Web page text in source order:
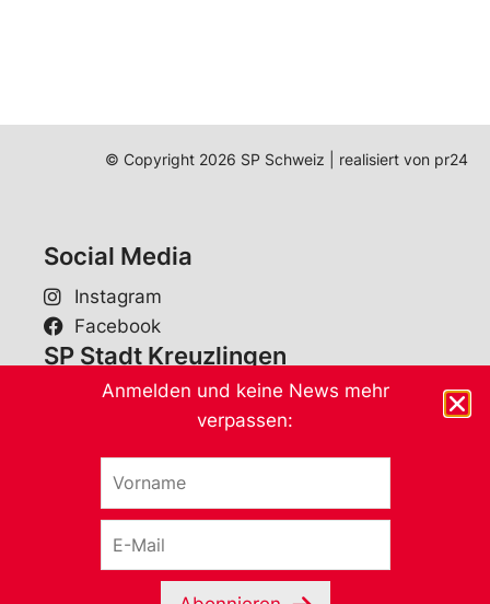
© Copyright 2026 SP Schweiz | realisiert von pr24
Social Media
Instagram
Facebook
SP Stadt Kreuzlingen
SP Kreuzlingen
8280 Kreuzlingen
SP Bezirk Kreuzlingen
SP Bezirk Kreuzlingen
Anmelden und keine News mehr
verpassen:
r
m
M